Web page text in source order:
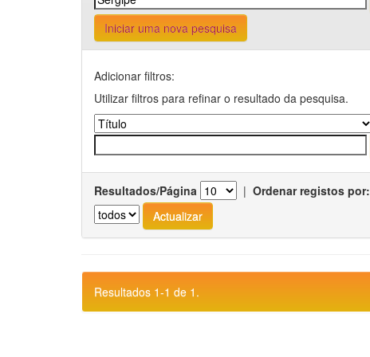
Iniciar uma nova pesquisa
Adicionar filtros:
Utilizar filtros para refinar o resultado da pesquisa.
Resultados/Página | Ordenar registos por:
Resultados 1-1 de 1.